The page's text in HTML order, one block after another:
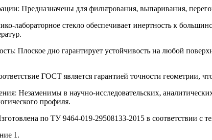
Предназначены для фильтрования, выпаривания,
лабораторное стекло обеспечивает инертность к
Плоское дно гарантирует устойчивость на любой
ГОСТ является гарантией точности геометрии,
Незаменимы в научно-исследовательских,
профиля.
по ТУ 9464-019-29508133-2015 в соответствии с
1.